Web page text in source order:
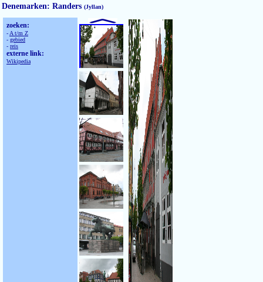
Denemarken: Randers (Jyllan)
zoeken:
-A t/m Z
- gebied
- reis
externe link:
Wikipedia